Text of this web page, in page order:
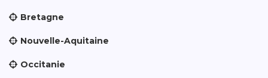
Bretagne
Nouvelle-Aquitaine
Occitanie